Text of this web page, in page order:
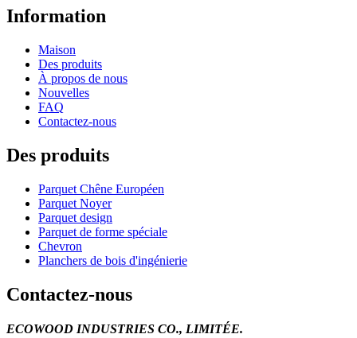
Information
Maison
Des produits
À propos de nous
Nouvelles
FAQ
Contactez-nous
Des produits
Parquet Chêne Européen
Parquet Noyer
Parquet design
Parquet de forme spéciale
Chevron
Planchers de bois d'ingénierie
Contactez-nous
ECOWOOD INDUSTRIES CO., LIMITÉE.